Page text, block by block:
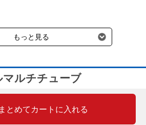
もっと見る
マルチチューブ
まとめてカートに入れる